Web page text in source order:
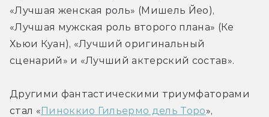
«Лучшая женская роль» (Мишель Йео),
«Лучшая мужская роль второго плана» (Ке
Хьюи Куан), «Лучший оригинальный
сценарий» и «Лучший актерский состав».
Другими фантастическими триумфаторами
стал «Пиноккио Гильермо дель Торо»,